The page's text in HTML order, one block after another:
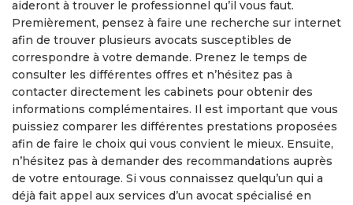
aideront à trouver le professionnel qu’il vous faut.
Premièrement, pensez à faire une recherche sur internet
afin de trouver plusieurs avocats susceptibles de
correspondre à votre demande. Prenez le temps de
consulter les différentes offres et n’hésitez pas à
contacter directement les cabinets pour obtenir des
informations complémentaires. Il est important que vous
puissiez comparer les différentes prestations proposées
afin de faire le choix qui vous convient le mieux. Ensuite,
n’hésitez pas à demander des recommandations auprès
de votre entourage. Si vous connaissez quelqu’un qui a
déjà fait appel aux services d’un avocat spécialisé en